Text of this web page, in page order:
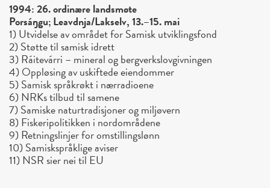
1994: 26. ordinære landsmøte
Porsáŋgu; Leavdnja/Lakselv, 13.–15. mai
1) Utvidelse av området for Samisk utviklingsfond
2) Støtte til samisk idrett
3) Ráitevárri – mineral og bergverkslovgivningen
4) Oppløsing av uskiftede eiendommer
5) Samisk språkrøkt i nærradioene
6) NRKs tilbud til samene
7) Samiske naturtradisjoner og miljøvern
8) Fiskeripolitikken i nordområdene
9) Retningslinjer for omstillingslønn
10) Samiskspråklige aviser
11) NSR sier nei til EU